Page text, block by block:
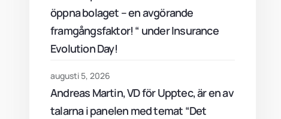
öppna bolaget – en avgörande
framgångsfaktor! “ under Insurance
Evolution Day!
Andreas Martin, VD för Upptec, är en av
talarna i panelen med temat “Det
augusti 5, 2026